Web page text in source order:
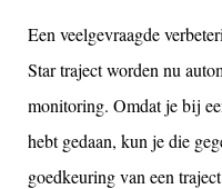
Een veelgevraagde
Star traject worden nu
monitoring. Omdat je bij
hebt gedaan, kun je die
goedkeuring van een